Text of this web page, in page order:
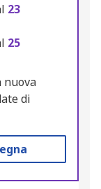
23
25
nuova
di